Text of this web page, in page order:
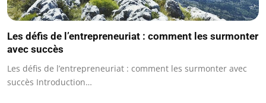
Les défis de l’entrepreneuriat : comment les surmonter
avec succès
Les défis de l’entrepreneuriat : comment les surmonter avec
succès Introduction…